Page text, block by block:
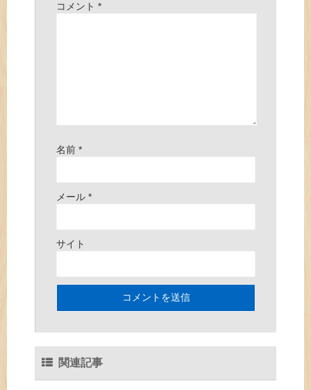
コメント *
名前 *
メール *
サイト
関連記事